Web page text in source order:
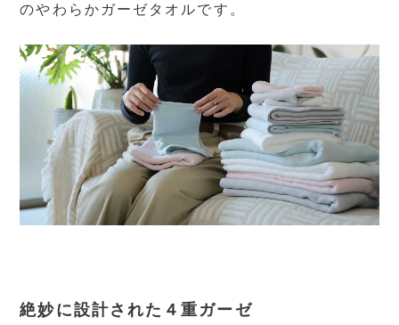
のやわらかガーゼタオルです。
絶妙に設計された４重ガーゼ